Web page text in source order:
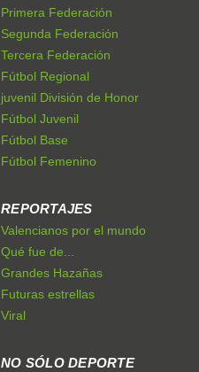
Primera Federación
Segunda Federación
Tercera Federación
Fútbol Regional
juvenil División de Honor
Fútbol Juvenil
Fútbol Base
Fútbol Femenino
REPORTAJES
Valencianos por el mundo
Qué fue de...
Grandes Hazañas
Futuras estrellas
Viral
NO SÓLO DEPORTE